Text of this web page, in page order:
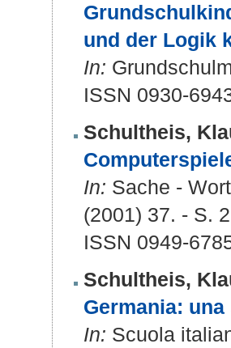
und der Logik
In:
ISSN 0930-
Schultheis,
In: Sache -
(2001) 37. - S.
ISSN 0949-
Schultheis,
Germania:
In: Scuola